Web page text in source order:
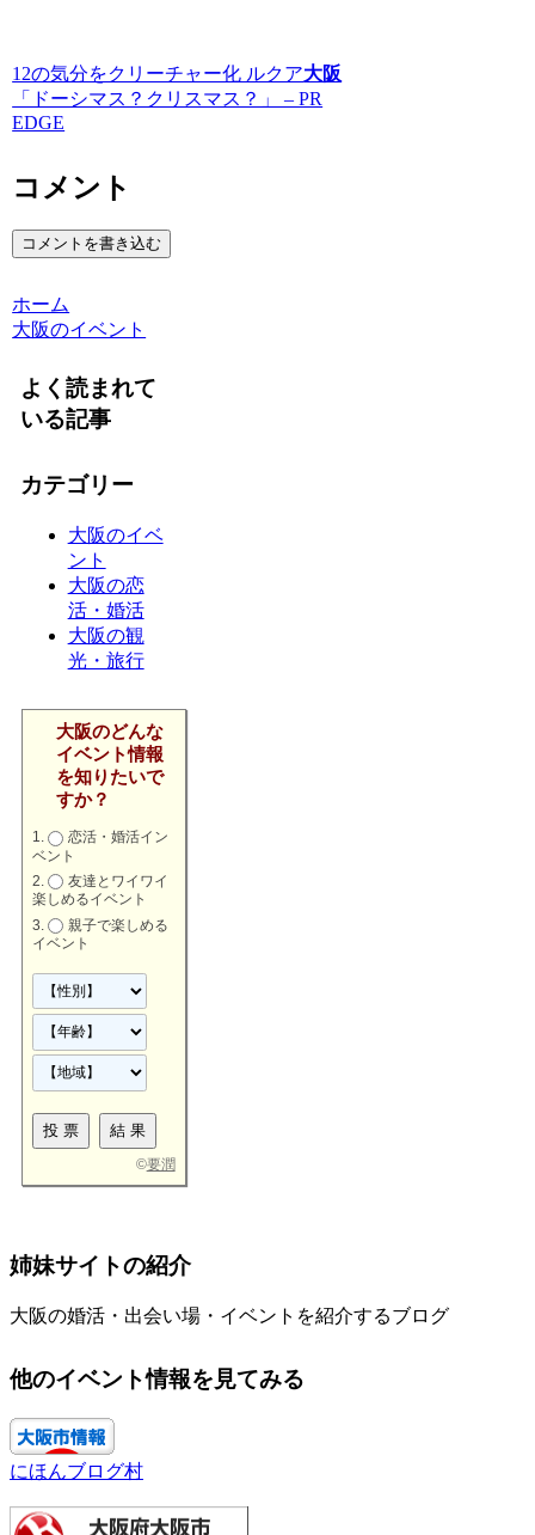
12の気分をクリーチャー化 ルクア大阪
「ドーシマス？クリスマス？」 – PR
EDGE
コメント
コメントを書き込む
ホーム
大阪のイベント
よく読まれて
いる記事
カテゴリー
大阪のイベ
ント
大阪の恋
活・婚活
大阪の観
光・旅行
大阪のどんな
イベント情報
を知りたいで
すか？
恋活・婚活イン
ベント
友達とワイワイ
楽しめるイベント
親子で楽しめる
イベント
©要潤
姉妹サイトの紹介
大阪の婚活・出会い場・イベントを紹介するブログ
他のイベント情報を見てみる
にほんブログ村